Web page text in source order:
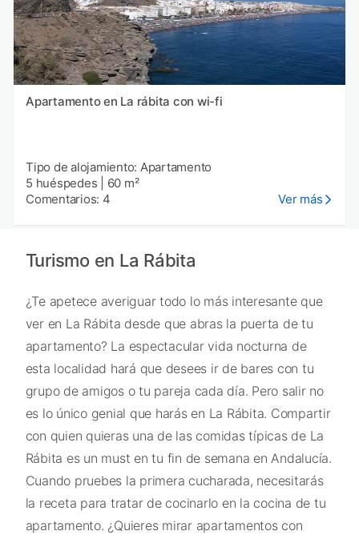
Apartamento en La rábita con wi-fi
Tipo de alojamiento: Apartamento
5 huéspedes
60 m²
Comentarios: 4
Ver más
Turismo en La Rábita
¿Te apetece averiguar todo lo más interesante que
ver en La Rábita desde que abras la puerta de tu
apartamento? La espectacular vida nocturna de
esta localidad hará que desees ir de bares con tu
grupo de amigos o tu pareja cada día. Pero salir no
es lo único genial que harás en La Rábita. Compartir
con quien quieras una de las comidas típicas de La
Rábita es un must en tu fin de semana en Andalucía.
Cuando pruebes la primera cucharada, necesitarás
la receta para tratar de cocinarlo en la cocina de tu
apartamento. ¿Quieres mirar apartamentos con